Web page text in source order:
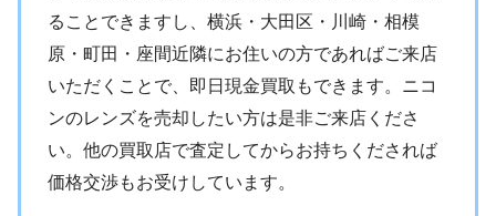
ることできますし、横浜・大田区・川崎・相模
原・町田・座間近隣にお住いの方であればご来店
いただくことで、即日現金買取もできます。ニコ
ンのレンズを売却したい方は是非ご来店くださ
い。他の買取店で査定してからお持ちくだされば
価格交渉もお受けしています。